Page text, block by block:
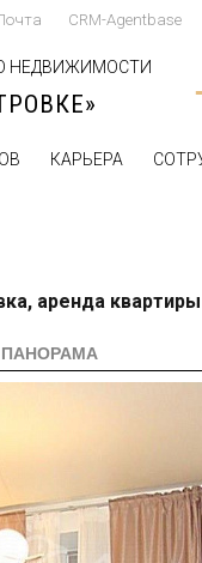
CRM-Agentbase
НЕДВИЖИМОСТИ
КАРЬЕРА
аренда квартиры
ПАНОРАМА